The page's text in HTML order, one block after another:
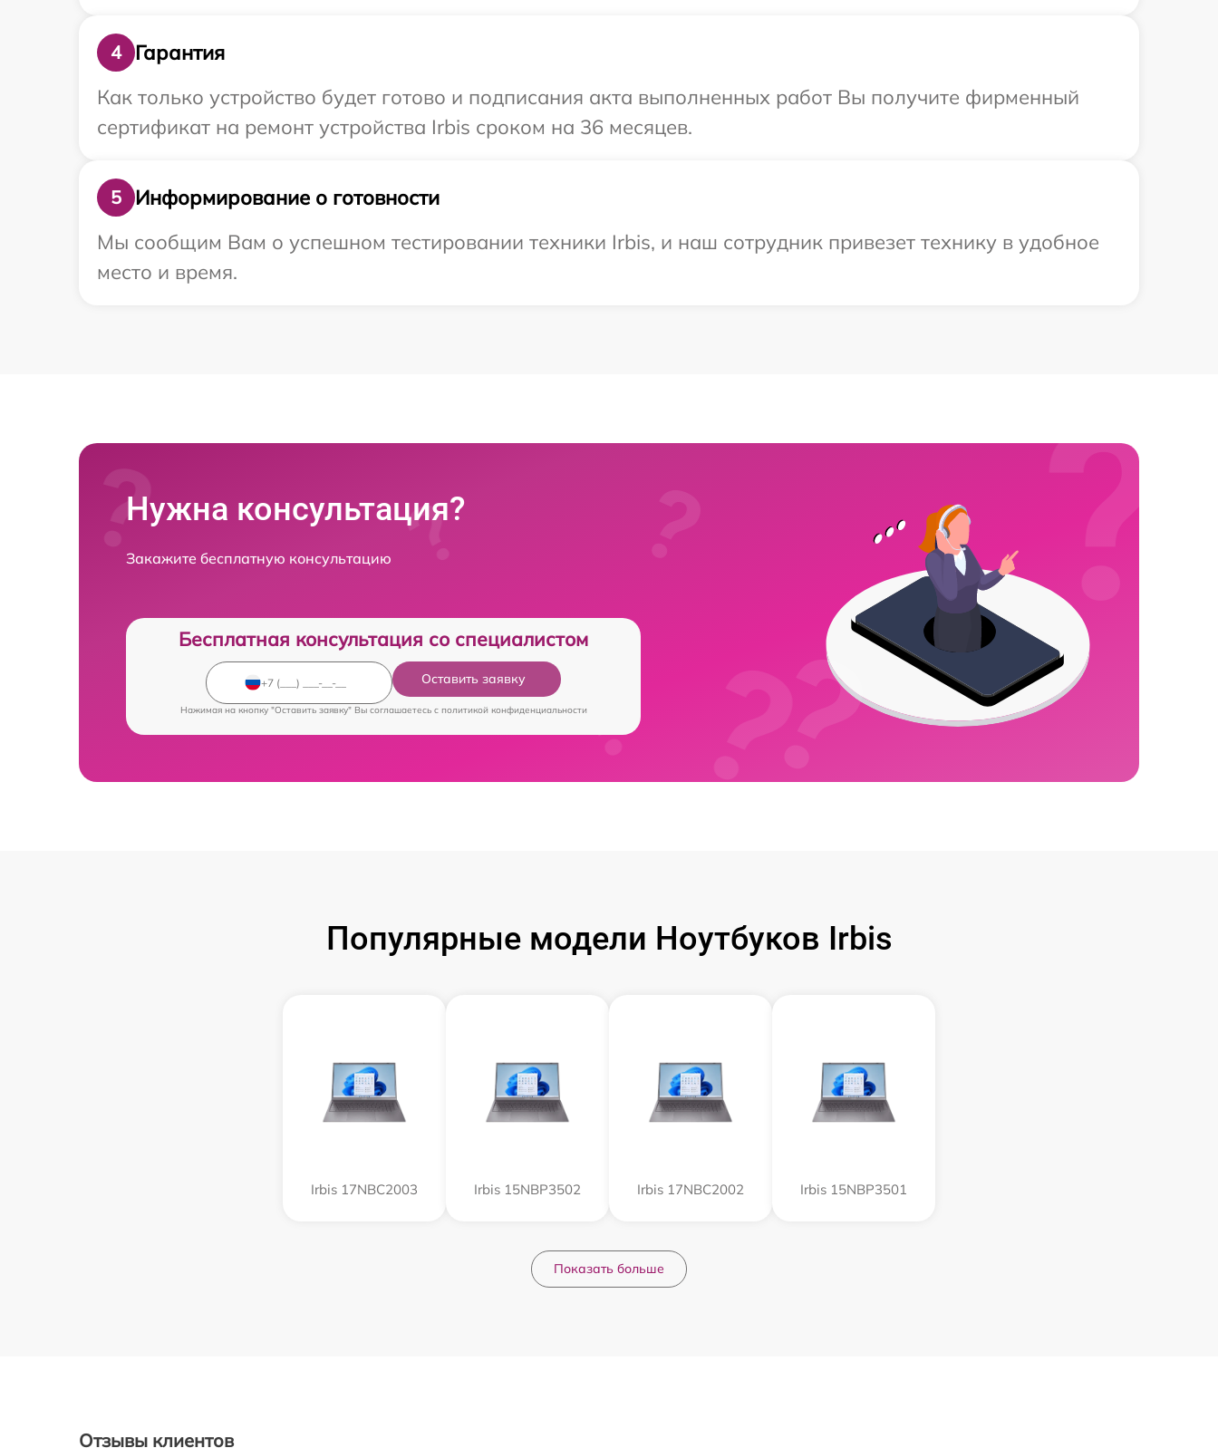
4
Гарантия
Как только устройство будет готово и подписания акта выполненных работ Вы получите фирменный
сертификат на ремонт устройства Irbis сроком на 36 месяцев.
5
Информирование о готовности
Мы сообщим Вам о успешном тестировании техники Irbis, и наш сотрудник привезет технику в удобное
место и время.
Нужна консультация?
Закажите бесплатную консультацию
Бесплатная консультация со специалистом
Оставить заявку
Нажимая на кнопку "Оставить заявку" Вы соглашаетесь c политикой конфиденциальности
Популярные модели Ноутбуков Irbis
Irbis 17NBC2003 Irbis 15NBP3502 Irbis 17NBC2002 Irbis 15NBP3501
Показать больше
Отзывы клиентов